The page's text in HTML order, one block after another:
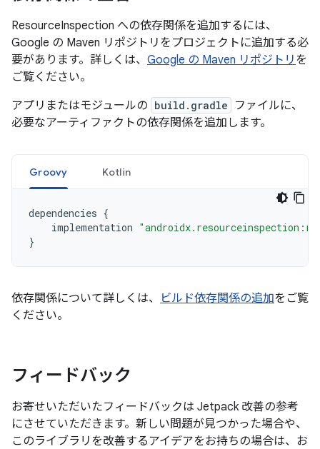
ResourceInspection への依存関係を追加するには、
Google の Maven リポジトリをプロジェクトに追加する必
要があります。詳しくは、 Google の Maven リポジトリ を
ご覧ください。
アプリまたはモジュールの build.gradle
ファイルに、
必要なアーティファクトの依存関係を追加します。
Groovy Kotlin
dependencies {
implementation
}
依存関係について詳しくは、 ビルド依存関係の追加をご覧
ください。
フィードバック
お寄せいただいたフィードバックは Jetpack 改善の参考
にさせていただきます。新しい問題が見つかった場合や、
このライブラリを改善するアイデアをお持ちの場合は、お